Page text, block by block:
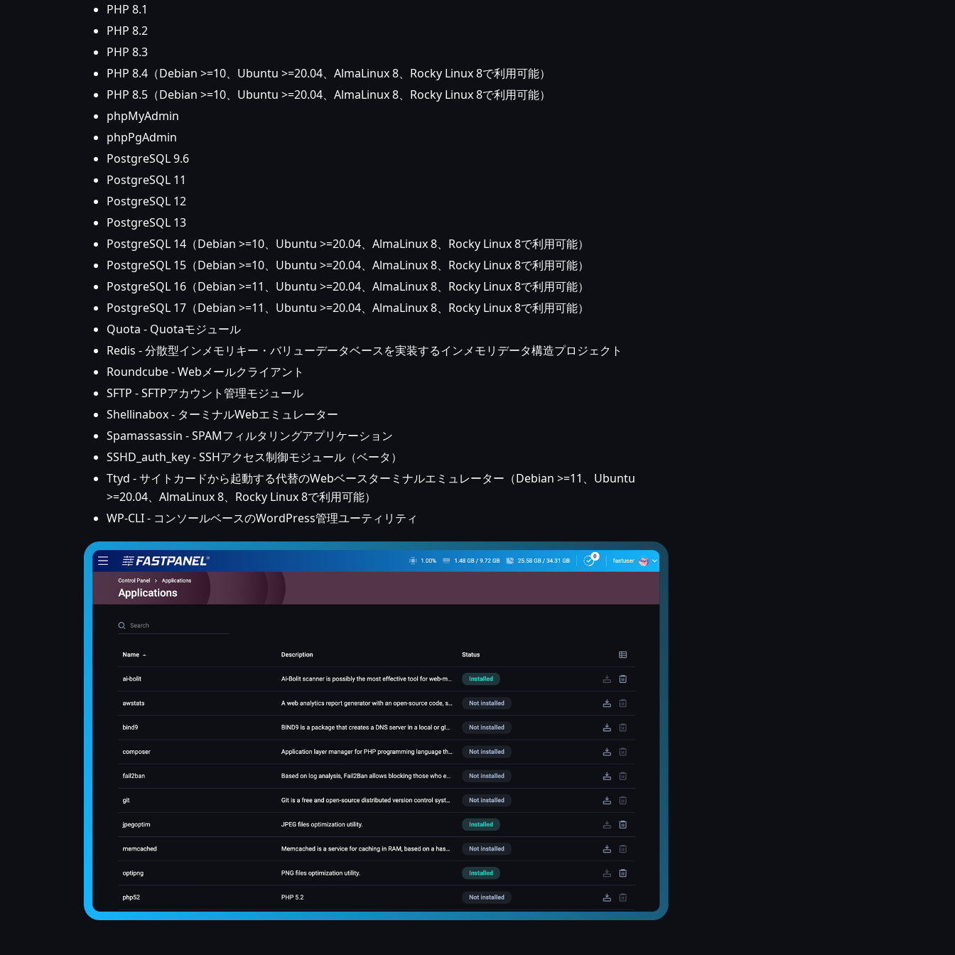
PHP 8.1
PHP 8.2
PHP 8.3
PHP 8.4（Debian >=10、Ubuntu >=20.04、AlmaLinux 8、Rocky Linux 8で利用可能）
PHP 8.5（Debian >=10、Ubuntu >=20.04、AlmaLinux 8、Rocky Linux 8で利用可能）
phpMyAdmin
phpPgAdmin
PostgreSQL 9.6
PostgreSQL 11
PostgreSQL 12
PostgreSQL 13
PostgreSQL 14（Debian >=10、Ubuntu >=20.04、AlmaLinux 8、Rocky Linux 8で利用可能）
PostgreSQL 15（Debian >=10、Ubuntu >=20.04、AlmaLinux 8、Rocky Linux 8で利用可能）
PostgreSQL 16（Debian >=11、Ubuntu >=20.04、AlmaLinux 8、Rocky Linux 8で利用可能）
PostgreSQL 17（Debian >=11、Ubuntu >=20.04、AlmaLinux 8、Rocky Linux 8で利用可能）
Quota - Quotaモジュール
Redis - 分散型インメモリキー・バリューデータベースを実装するインメモリデータ構造プロジェクト
Roundcube - Webメールクライアント
SFTP - SFTPアカウント管理モジュール
Shellinabox - ターミナルWebエミュレーター
Spamassassin - SPAMフィルタリングアプリケーション
SSHD_auth_key - SSHアクセス制御モジュール（ベータ）
Ttyd - サイトカードから起動する代替のWebベースターミナルエミュレーター（Debian >=11、Ubuntu
>=20.04、AlmaLinux 8、Rocky Linux 8で利用可能）
WP-CLI - コンソールベースのWordPress管理ユーティリティ